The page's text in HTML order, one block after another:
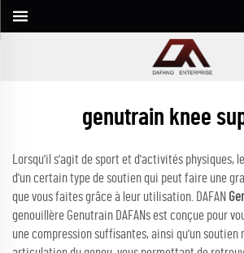
genutrain knee
Lorsqu'il s'agit de sport et d'activités physiques,
d'un certain type de soutien qui peut faire une
que vous faites grâce à leur utilisation. DAFAN
genouillère Genutrain DAFANs est conçue pour
une compression suffisantes, ainsi qu'un soutien